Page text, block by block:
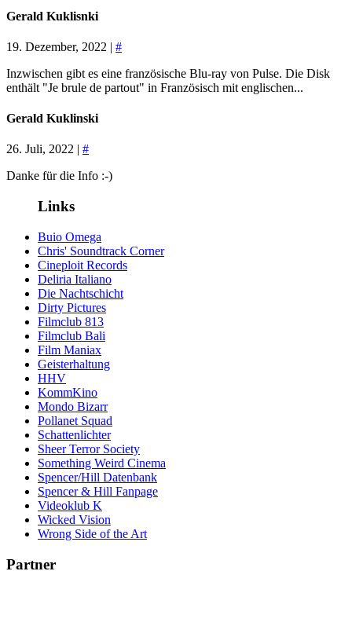
Gerald Kuklisnki
19. Dezember, 2022 | #
Inzwischen gibt es eine französische Blu-ray von Pulse. Die Disk
enthält "Je brule de partout" in Französisch mit englischen...
Gerald Kuklinski
26. Juli, 2022 | #
Danke für die Info :-)
Links
Buio Omega
Chris' Soundtrack Corner
Cineploit Records
Deliria Italiano
Die Nachtschicht
Dirty Pictures
Filmclub 813
Filmclub Bali
Film Maniax
Geisterhaltung
HHV
KommKino
Mondo Bizarr
Pollanet Squad
Schattenlichter
Sheer Terror Society
Something Weird Cinema
Spencer/Hill Datenbank
Spencer & Hill Fanpage
Videoklub K
Wicked Vision
Wrong Side of the Art
Partner